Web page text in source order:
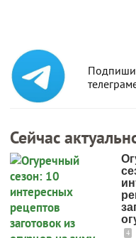
Сейчас
4